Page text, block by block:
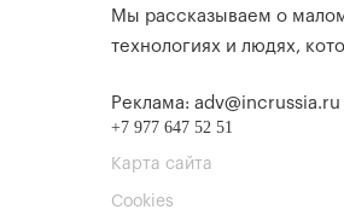
Мы рассказываем о
технологиях и людях,
Реклама: adv@incrussia.ru
+7 977 647 52 51
Карта сайта
Cookies